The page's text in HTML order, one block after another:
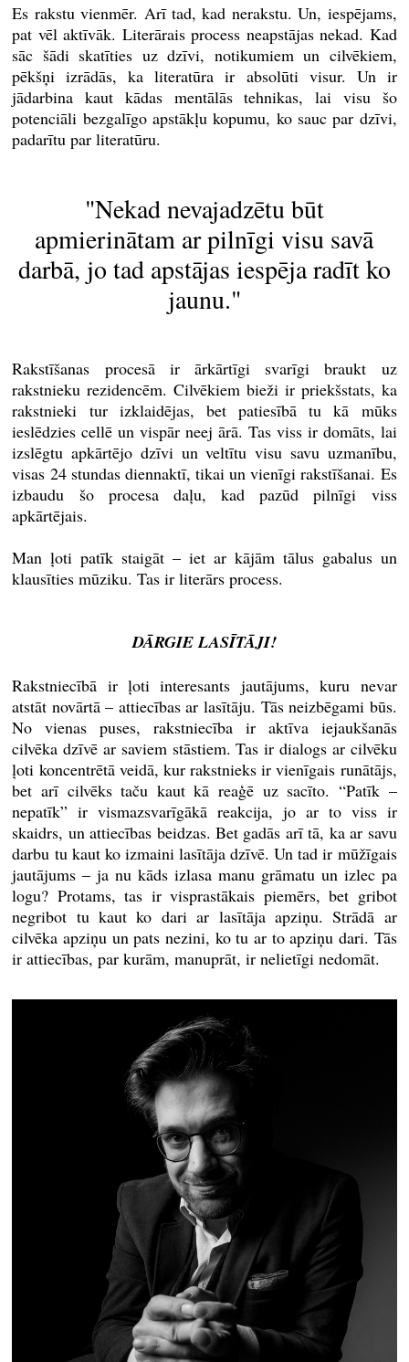
Es rakstu vienmēr. Arī tad, kad nerakstu. Un, iespējams,
pat vēl aktīvāk. Literārais process neapstājas nekad. Kad
sāc šādi skatīties uz dzīvi, notikumiem un cilvēkiem,
pēkšņi izrādās, ka literatūra ir absolūti visur. Un ir
jādarbina kaut kādas mentālās tehnikas, lai visu šo
potenciāli bezgalīgo apstākļu kopumu, ko sauc par dzīvi,
padarītu par literatūru.
"Nekad nevajadzētu būt
apmierinātam ar pilnīgi visu savā
darbā, jo tad apstājas iespēja radīt ko
jaunu."
Rakstīšanas procesā ir ārkārtīgi svarīgi braukt uz
rakstnieku rezidencēm. Cilvēkiem bieži ir priekšstats, ka
rakstnieki tur izklaidējas, bet patiesībā tu kā mūks
ieslēdzies cellē un vispār neej ārā. Tas viss ir domāts, lai
izslēgtu apkārtējo dzīvi un veltītu visu savu uzmanību,
visas 24 stundas diennaktī, tikai un vienīgi rakstīšanai. Es
izbaudu šo procesa daļu, kad pazūd pilnīgi viss
apkārtējais.
Man ļoti patīk staigāt – iet ar kājām tālus gabalus un
klausīties mūziku. Tas ir literārs process.
DĀRGIE LASĪTĀJI!
Rakstniecībā ir ļoti interesants jautājums, kuru nevar
atstāt novārtā – attiecības ar lasītāju. Tās neizbēgami būs.
No vienas puses, rakstniecība ir aktīva iejaukšanās
cilvēka dzīvē ar saviem stāstiem. Tas ir dialogs ar cilvēku
ļoti koncentrētā veidā, kur rakstnieks ir vienīgais runātājs,
bet arī cilvēks taču kaut kā reaģē uz sacīto. “Patīk –
nepatīk” ir vismazsvarīgākā reakcija, jo ar to viss ir
skaidrs, un attiecības beidzas. Bet gadās arī tā, ka ar savu
darbu tu kaut ko izmaini lasītāja dzīvē. Un tad ir mūžīgais
jautājums – ja nu kāds izlasa manu grāmatu un izlec pa
logu? Protams, tas ir visprastākais piemērs, bet gribot
negribot tu kaut ko dari ar lasītāja apziņu. Strādā ar
cilvēka apziņu un pats nezini, ko tu ar to apziņu dari. Tās
ir attiecības, par kurām, manuprāt, ir nelietīgi nedomāt.